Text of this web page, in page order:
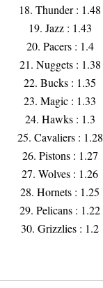
18. Thunder : 1.48
19. Jazz : 1.43
20. Pacers : 1.4
21. Nuggets : 1.38
22. Bucks : 1.35
23. Magic : 1.33
24. Hawks : 1.3
25. Cavaliers : 1.28
26. Pistons : 1.27
27. Wolves : 1.26
28. Hornets : 1.25
29. Pelicans : 1.22
30. Grizzlies : 1.2